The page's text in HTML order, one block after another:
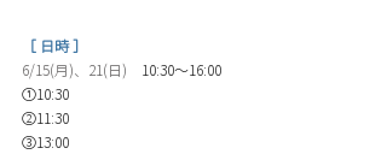
［ 日時 ］
6/15(月)、21(日) 10:30〜16:00
①10:30
②11:30
③13:00